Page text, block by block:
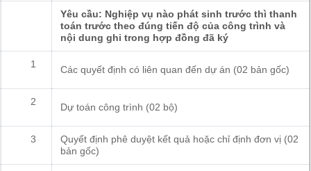
Yêu cầu: Nghiệp vụ nào phát sinh trước thì thanh
toán trước theo đúng tiến độ của công trình và
nội dung ghi trong hợp đồng đã ký
1
Các quyết định có liên quan đến dự án (02 bản gốc)
2
Dự toán công trình (02 bộ)
3
Quyết định phê duyệt kết quả hoặc chỉ định đơn vị (02
bản gốc)